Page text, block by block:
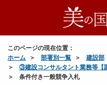
このページの現在位置：
ホーム
部署別一覧 建設部
③建設コンサルタント業務等【
条件付き一般競争入札